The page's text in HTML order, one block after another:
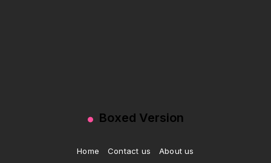
Boxed Version
Home Contact us About us